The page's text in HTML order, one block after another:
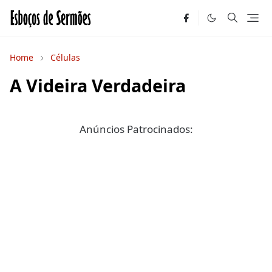
Home Células
A Videira Verdadeira
Anúncios Patrocinados: